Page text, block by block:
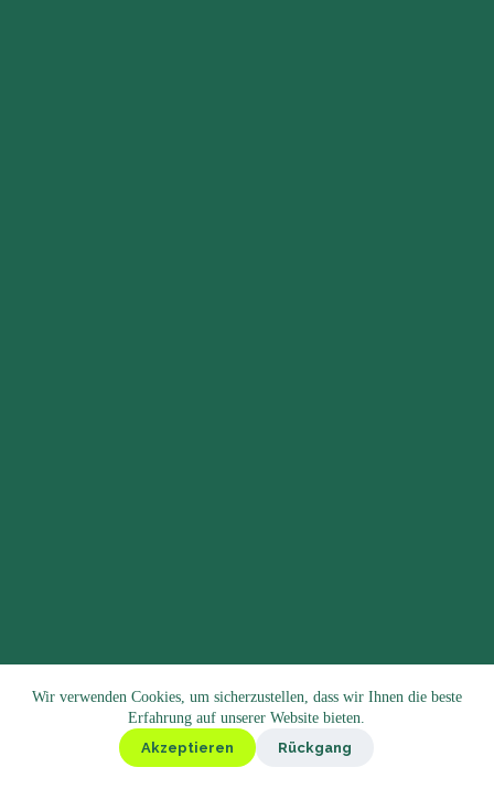
Wir verwenden Cookies, um sicherzustellen, dass wir Ihnen die beste
Erfahrung auf unserer Website bieten.
Akzeptieren
Rückgang